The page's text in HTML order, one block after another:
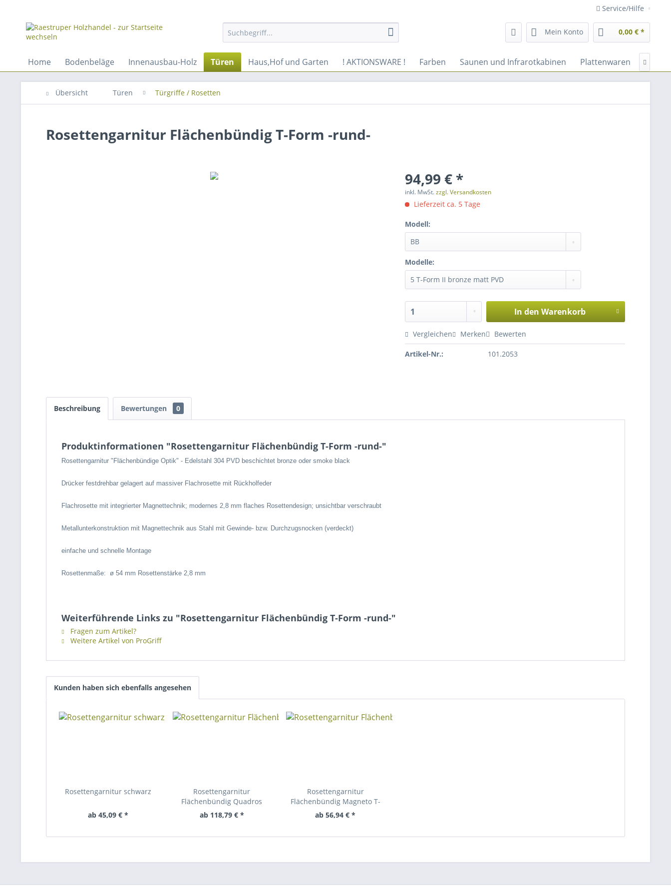
Service/Hilfe
Mein Konto 0,00 € *
Home Bodenbeläge Innenausbau-Holz Türen Haus,Hof und Garten ! AKTIONSWARE ! Farben Saunen und Infrarotkabinen Plattenwaren 
Übersicht Türen Türgriffe / Rosetten
Rosettengarnitur Flächenbündig T-Form -rund-
94,99 € *
inkl. MwSt.zzgl. Versandkosten
Lieferzeit ca. 5 Tage
Modell:
Modelle:
In den Warenkorb
Vergleichen Merken Bewerten
Artikel-Nr.: 101.2053
Beschreibung Bewertungen 0
Produktinformationen "Rosettengarnitur Flächenbündig T-Form -rund-"
Rosettengarnitur "Flächenbündige Optik" - Edelstahl 304 PVD beschichtet bronze oder smoke black
Drücker festdrehbar gelagert auf massiver Flachrosette mit Rückholfeder
Flachrosette mit integrierter Magnettechnik; modernes 2,8 mm flaches Rosettendesign; unsichtbar verschraubt
Metallunterkonstruktion mit Magnettechnik aus Stahl mit Gewinde- bzw. Durchzugsnocken (verdeckt)
einfache und schnelle Montage
Rosettenmaße: ø 54 mm Rosettenstärke 2,8 mm
Weiterführende Links zu "Rosettengarnitur Flächenbündig T-Form -rund-"
Fragen zum Artikel?
Weitere Artikel von ProGriff
Kunden haben sich ebenfalls angesehen
Rosettengarnitur schwarz
ab 45,09 € *
Rosettengarnitur
Flächenbündig Quadros
ab 118,79 € *
Rosettengarnitur
Flächenbündig Magneto T-
Form QRG
ab 56,94 € *